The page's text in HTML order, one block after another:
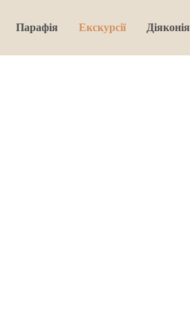
Парафія Екскурсії Діяконія